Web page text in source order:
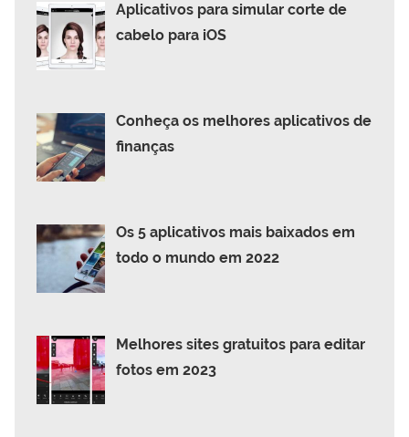
Aplicativos para simular corte de
cabelo para iOS
Conheça os melhores aplicativos de
finanças
Os 5 aplicativos mais baixados em
todo o mundo em 2022
Melhores sites gratuitos para editar
fotos em 2023